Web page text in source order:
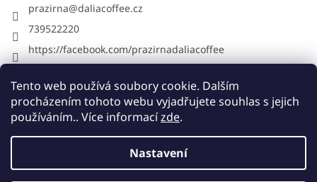
Tento web používá soubory cookie. Dalším
procházením tohoto webu vyjadřujete souhlas s jejich
používáním.. Více informacízde.
Nastavení
prazirna@daliacoffee.cz
739522220
https://facebook.com/prazirnadaliacoffee
739522220